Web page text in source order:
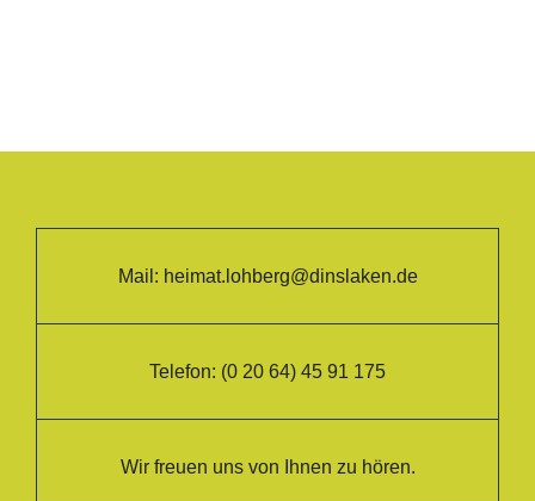
Mail: heimat.lohberg@dinslaken.de
Telefon: (0 20 64) 45 91 175
Wir freuen uns von Ihnen zu hören.